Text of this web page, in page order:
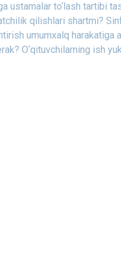
ustamalar to‘lash tartibi
qilishlari shartmi?
umumxalq harakatiga
O‘qituvchilarning ish